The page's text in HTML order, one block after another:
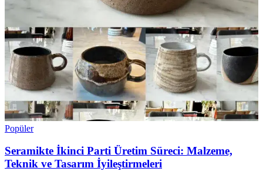
Popüler
Seramikte İkinci Parti Üretim Süreci: Malzeme,
Teknik ve Tasarım İyileştirmeleri